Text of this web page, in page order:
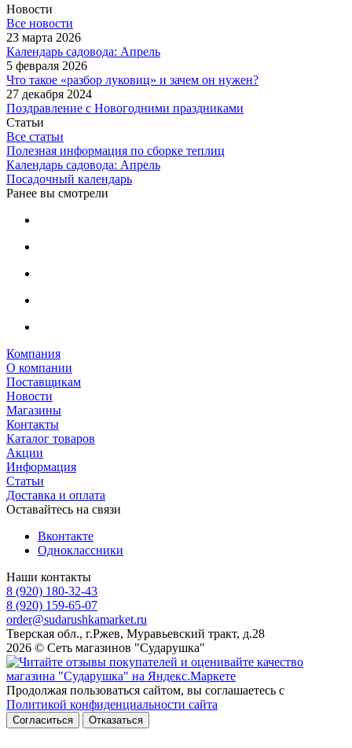
Новости
Все новости
23 марта 2026
Календарь садовода: Апрель
5 февраля 2026
Что такое «разбор луковиц» и зачем он нужен?
27 декабря 2024
Поздравление с Новогодними праздниками
Статьи
Все статьи
Полезная информация по сборке теплиц
Календарь садовода: Апрель
Посадочный календарь
Ранее вы смотрели
Компания
О компании
Поставщикам
Новости
Магазины
Контакты
Каталог товаров
Акции
Информация
Статьи
Доставка и оплата
Оставайтесь на связи
Вконтакте
Одноклассники
Наши контакты
8 (920) 180-32-43
8 (920) 159-65-07
order@sudarushkamarket.ru
Тверская обл., г.Ржев, Муравьевский тракт, д.28
2026 © Сеть магазинов "Сударушка"
Продолжая пользоваться сайтом, вы соглашаетесь с
Политикой конфиденциальности сайта
Согласиться Отказаться